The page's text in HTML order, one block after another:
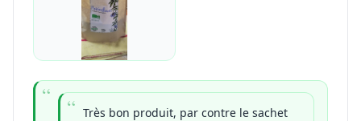
Très bon produit, par contre le sachet